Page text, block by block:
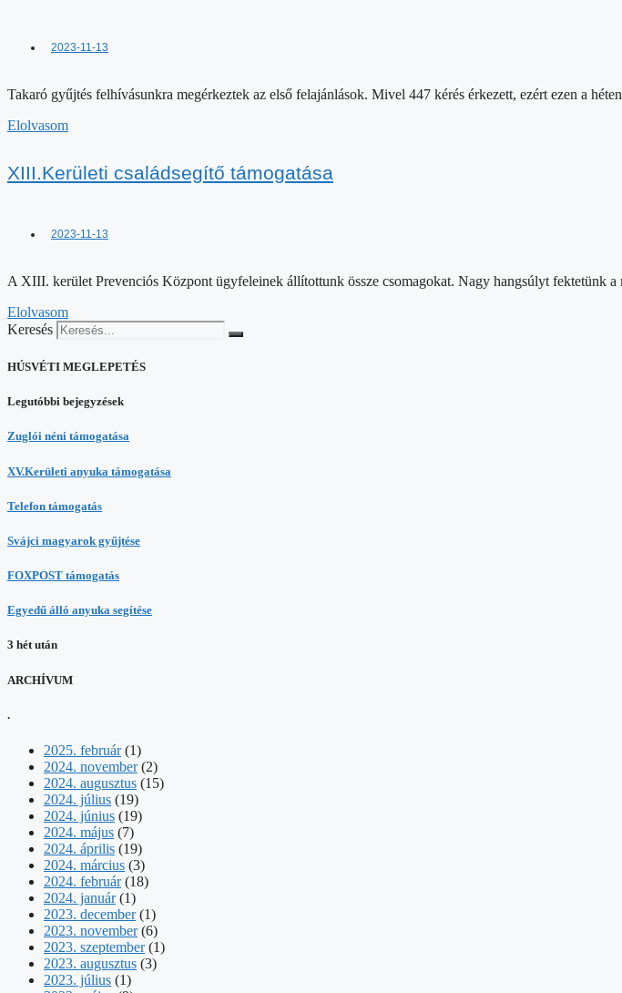
2023-11-13
Takaró gyűjtés felhívásunkra megérkeztek az első felajánlások. Mivel 447 kérés érkezett, ezért ezen a
Elolvasom
XIII.Kerületi családsegítő támogatása
2023-11-13
A XIII. kerület Prevenciós Központ ügyfeleinek állítottunk össze csomagokat. Nagy hangsúlyt fektetünk
Elolvasom
Keresés
HÚSVÉTI MEGLEPETÉS
Legutóbbi bejegyzések
Zuglói néni támogatása
XV.Kerületi anyuka támogatása
Telefon támogatás
Svájci magyarok gyűjtése
FOXPOST támogatás
Egyedű álló anyuka segítése
3 hét után
ARCHÍVUM
.
2025. február(1)
2024. november(2)
2024. augusztus (15)
2024. július (19)
2024. június (19)
2024. május (7)
2024. április (19)
2024. március (3)
2024. február(18)
2024. január(1)
2023. december(1)
2023. november(6)
2023. szeptember(1)
2023. augusztus (3)
2023. július (1)